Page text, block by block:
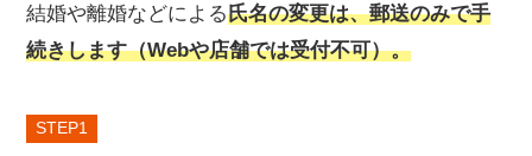
結婚や離婚などによる氏名の変更は、郵送のみで手
続きします（Webや店舗では受付不可）。
STEP